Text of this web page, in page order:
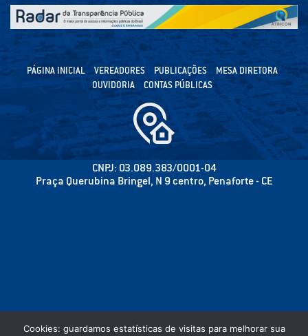
PÁGINA INICIAL VEREADORES PUBLICAÇÕES
MESA DIRETORA
OUVIDORIA
CONTAS PÚBLICAS
CNPJ: 03.089.383/0001-04
Praça Querubina Bringel, N 9 centro, Penaforte - CE
Cookies: guardamos estatísticas de visitas para melhorar sua